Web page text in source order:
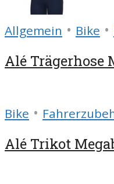
Allgemein • Bike •
Alé Trägerhose
Bike •
Alé Trikot